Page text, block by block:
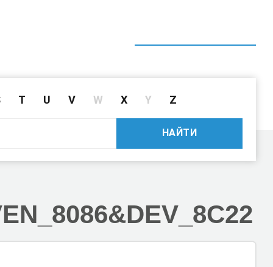
T U V W X Y Z
НАЙТИ
&DEV_8C22